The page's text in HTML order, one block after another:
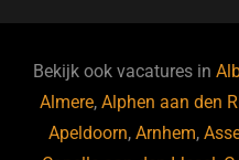
b
o
o
ky dI
n
Bekijk ook vacatures in
Almere,Alphen aan den
Apeldoorn,Arnhem,